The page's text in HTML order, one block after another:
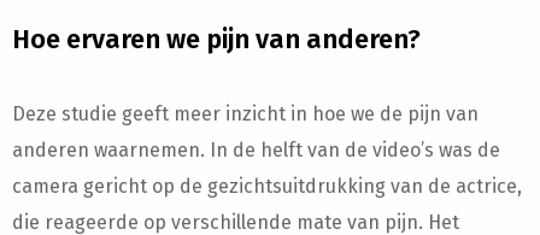
Hoe ervaren we pijn van anderen?
Deze studie geeft meer inzicht in hoe we de pijn van
anderen waarnemen. In de helft van de video’s was de
camera gericht op de gezichtsuitdrukking van de actrice,
die reageerde op verschillende mate van pijn. Het